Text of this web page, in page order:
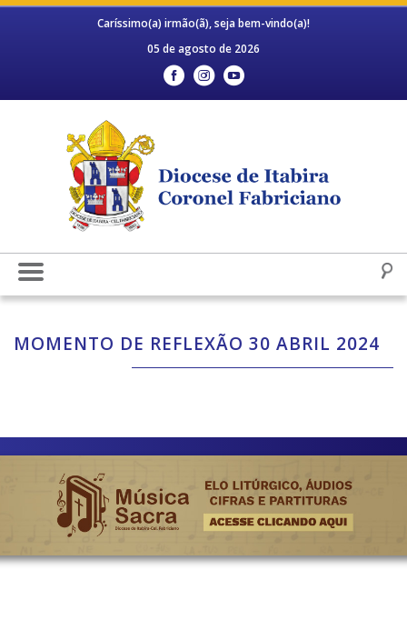
Caríssimo(a) irmão(ã), seja bem-vindo(a)!
05 de agosto de 2026
MOMENTO DE REFLEXÃO 30 ABRIL 2024